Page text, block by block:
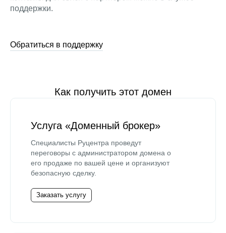
поддержки.
Обратиться в поддержку
Как получить этот домен
Услуга «Доменный брокер»
Специалисты Руцентра проведут
переговоры с администратором домена о
его продаже по вашей цене и организуют
безопасную сделку.
Заказать услугу